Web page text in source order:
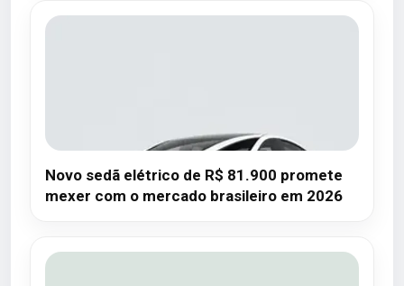
Novo sedã elétrico de R$ 81.900 promete
mexer com o mercado brasileiro em 2026